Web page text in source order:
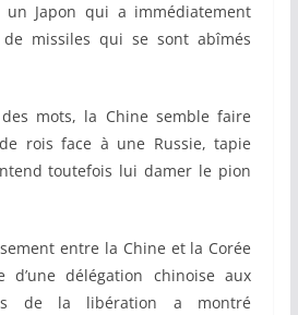
Japon qui a immédiatement
missiles qui se sont abîmés
mots, la Chine semble faire
rois face à une Russie, tapie
toutefois lui damer le pion
entre la Chine et la Corée
d’une délégation chinoise aux
de la libération a montré